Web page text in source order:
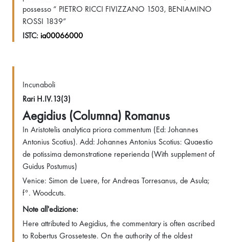
possesso “ PIETRO RICCI FIVIZZANO 1503, BENIAMINO
ROSSI 1839”
ISTC: ia00066000
Incunaboli
Rari H.IV.13(3)
Aegidius (Columna) Romanus
In Aristotelis analytica priora commentum (Ed: Johannes
Antonius Scotius). Add: Johannes Antonius Scotius: Quaestio
de potissima demonstratione reperienda (With supplement of
Guidus Postumus)
Venice: Simon de Luere, for Andreas Torresanus, de Asula;
f°. Woodcuts.
Note all'edizione:
Here attributed to Aegidius, the commentary is often ascribed
to Robertus Grosseteste. On the authority of the oldest